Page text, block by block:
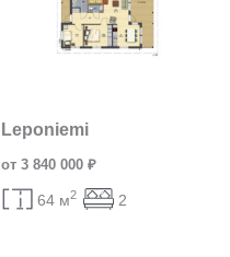
Leponiemi
от 3 840 000 ₽
64 м2 2